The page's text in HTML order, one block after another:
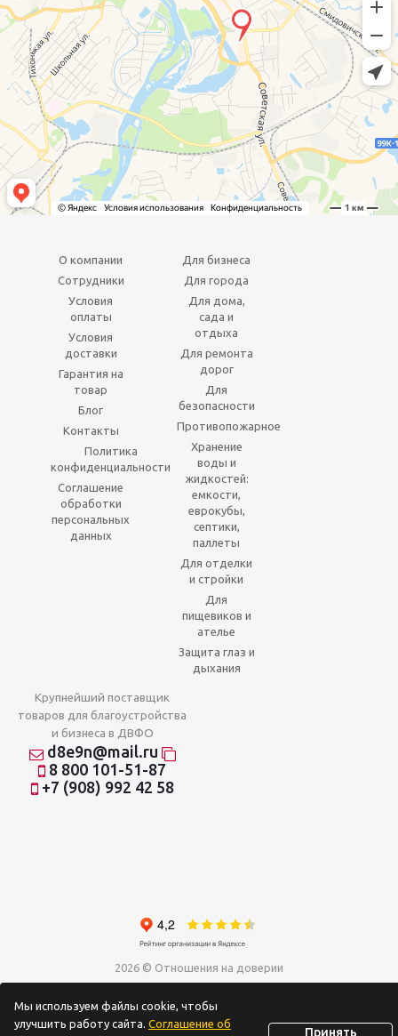
О компании
Сотрудники
Условия
оплаты
Условия
доставки
Гарантия на
товар
Блог
Контакты
Политика
конфиденциальности
Соглашение
обработки
персональных
данных
Для бизнеса
Для города
Для дома,
сада и
отдыха
Для ремонта
дорог
Для
безопасности
Противопожарное
Хранение
воды и
жидкостей:
емкости,
еврокубы,
септики,
паллеты
Для отделки
и стройки
Для
пищевиков и
ателье
Защита глаз и
дыхания
Крупнейший поставщик
товаров для благоустройства
и бизнеса в ДВФО
d8e9n@mail.ru
8 800 101-51-87
+7 (908) 992 42 58
2026 © Отношения на доверии
Мы используем файлы cookie, чтобы
улучшить работу сайта. Соглашение об
Принять